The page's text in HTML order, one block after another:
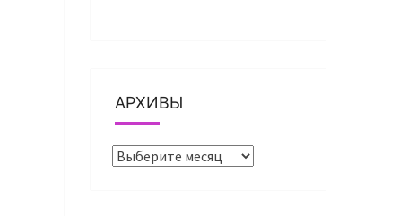
АРХИВЫ
Архивы